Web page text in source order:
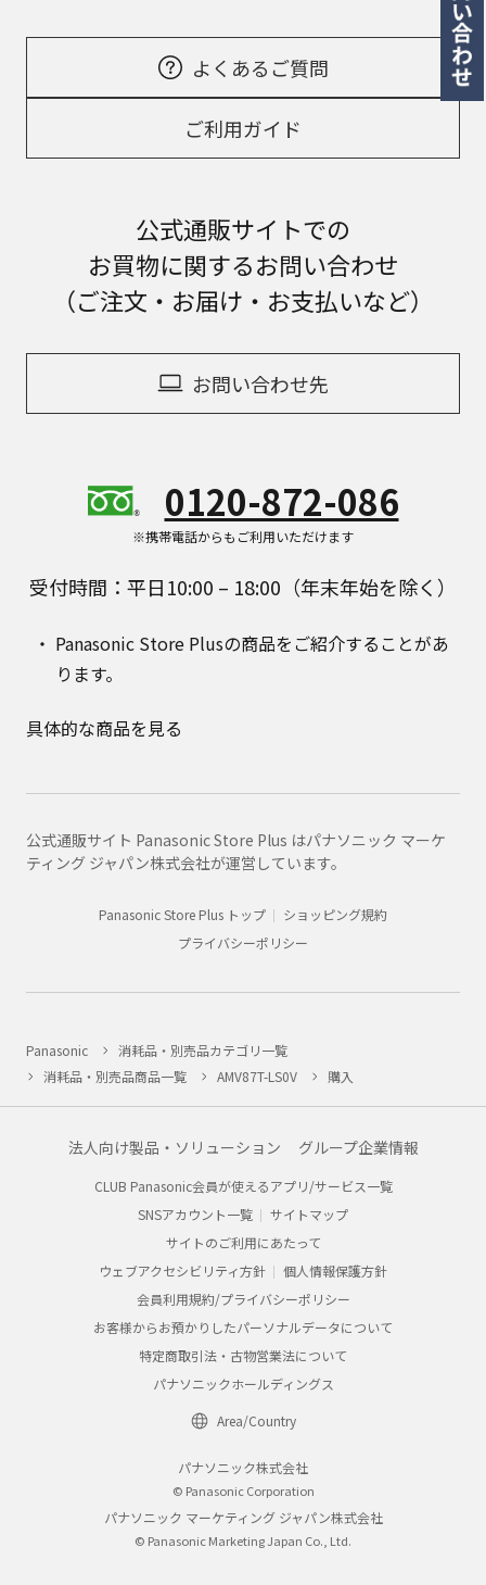
よくあるご質問
ご利用ガイド
公式通販サイトでの
お買物に関するお問い合わせ
（ご注文・お届け・お支払いなど）
お問い合わせ先
0120-872-086
※携帯電話からもご利用いただけます
受付時間：平日10:00 – 18:00（年末年始を除く）
Panasonic Store Plusの商品をご紹介することがあ
ります。
具体的な商品を見る
公式通販サイト Panasonic Store Plus はパナソニック マーケ
ティング ジャパン株式会社が運営しています。
Panasonic Store Plus トップ
ショッピング規約
プライバシーポリシー
Panasonic
消耗品・別売品カテゴリ一覧
消耗品・別売品商品一覧
AMV87T-LS0V 購入
法人向け製品・ソリューション グループ企業情報
CLUB Panasonic会員が使えるアプリ/サービス一覧
SNSアカウント一覧
サイトマップ
サイトのご利用にあたって
ウェブアクセシビリティ方針
個人情報保護方針
会員利用規約/プライバシーポリシー
お客様からお預かりしたパーソナルデータについて
特定商取引法・古物営業法について
パナソニックホールディングス
Area/Country
パナソニック株式会社
© Panasonic Corporation
パナソニック マーケティング ジャパン株式会社
© Panasonic Marketing Japan Co., Ltd.